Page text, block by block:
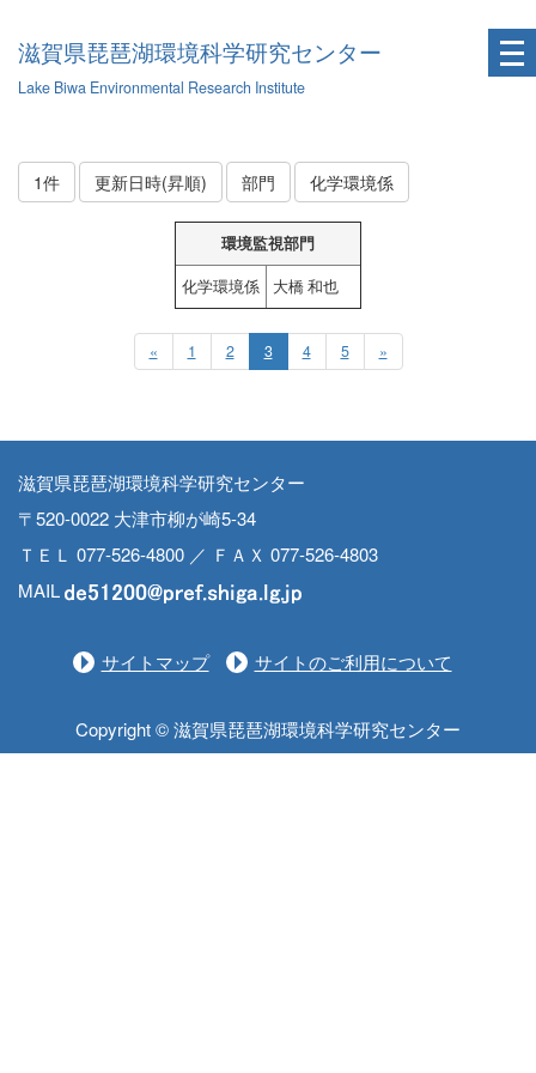
滋賀県琵琶湖環境科学研究センター
Lake Biwa Environmental Research Institute
1件 更新日時(昇順) 部門 化学環境係
環境監視部門
化学環境係
大橋 和也
« 1 2 3 4 5 »
滋賀県琵琶湖環境科学研究センター
〒520-0022 大津市柳が崎5-34
ＴＥＬ 077-526-4800 ／ ＦＡＸ 077-526-4803
MAIL
サイトマップ サイトのご利用について
Copyright © 滋賀県琵琶湖環境科学研究センター